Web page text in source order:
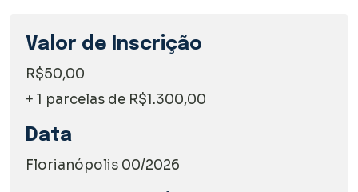
Valor de Inscrição
R$50,00
+ 1 parcelas de R$1.300,00
Data
Florianópolis 00/2026